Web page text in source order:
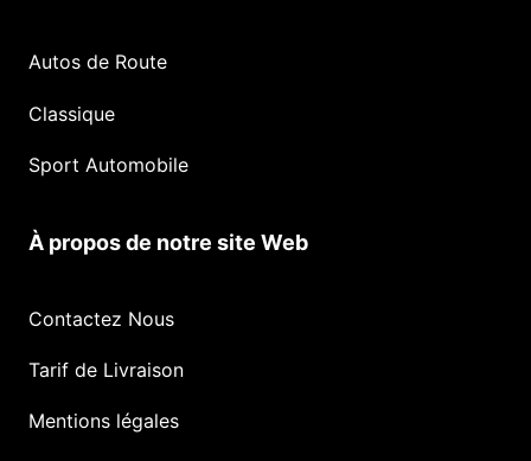
Autos de Route
Classique
Sport Automobile
À propos de notre site Web
Contactez Nous
Tarif de Livraison
Mentions légales